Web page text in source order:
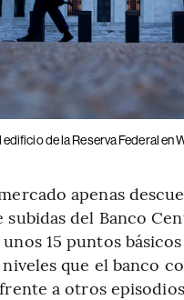
edificio de la Reserva Federal en
apenas
subidas del Banco
15 puntos
que el banco
a otros